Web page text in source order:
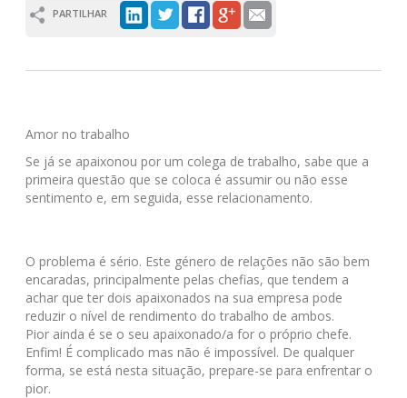
PARTILHAR
Amor no trabalho
Se já se apaixonou por um colega de trabalho, sabe que a
primeira questão que se coloca é assumir ou não esse
sentimento e, em seguida, esse relacionamento.
O problema é sério. Este género de relações não são bem
encaradas, principalmente pelas chefias, que tendem a
achar que ter dois apaixonados na sua empresa pode
reduzir o nível de rendimento do trabalho de ambos.
Pior ainda é se o seu apaixonado/a for o próprio chefe.
Enfim! É complicado mas não é impossível. De qualquer
forma, se está nesta situação, prepare-se para enfrentar o
pior.